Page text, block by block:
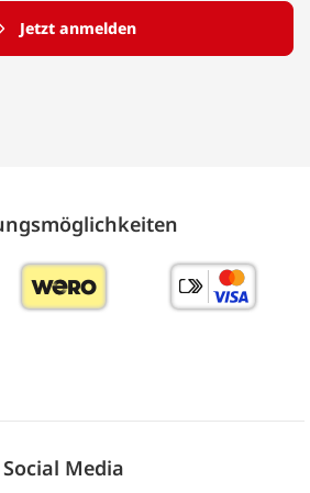
Jetzt anmelden
Social Media